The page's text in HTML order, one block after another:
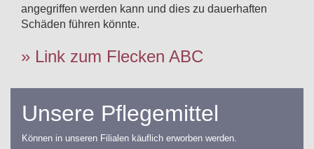
angegriffen werden kann und dies zu dauerhaften
Schäden führen könnte.
» Link zum Flecken ABC
Unsere Pflegemittel
Können in unseren Filialen käuflich erworben werden.